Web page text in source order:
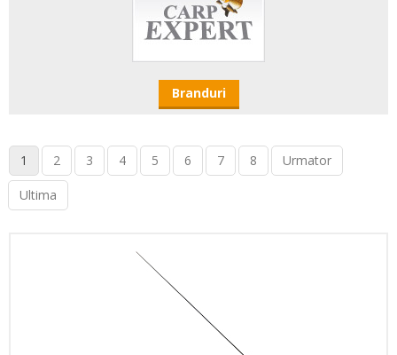
Branduri
1 2 3 4 5 6 7 8 Urmator
Ultima